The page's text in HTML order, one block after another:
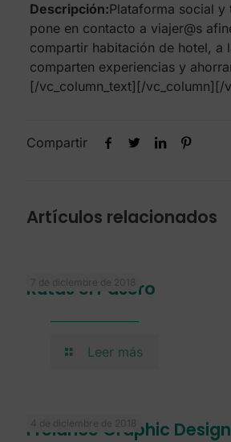
Descripción:Plataforma social
pone en contacto a viajer@s
compartir habitación de hotel, a
comparten experiencias y
[/vc_column_text][/vc_column][/
Compartir
Artículos relacionados
7 de diciembre de 2018
Rutas el Pasero
Leer más
4 de diciembre de 2018
Frelance Graphic